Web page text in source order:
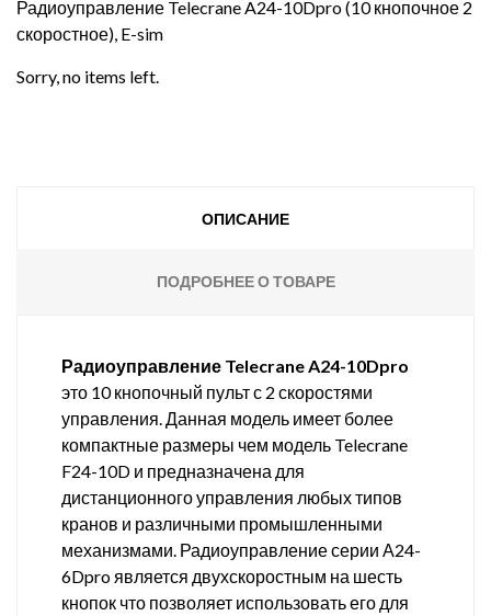
Радиоуправление Telecrane A24-10Dpro (10 кнопочное 2
скоростное), E-sim
Sorry, no items left.
ОПИСАНИЕ
ПОДРОБНЕЕ О ТОВАРЕ
Радиоуправление Telecrane A24-10Dpro
это 10 кнопочный пульт с 2 скоростями
управления. Данная модель имеет более
компактные размеры чем модель Telecrane
F24-10D и предназначена для
дистанционного управления любых типов
кранов и различными промышленными
механизмами. Радиоуправление серии А24-
6Dpro является двухскоростным на шесть
кнопок что позволяет использовать его для